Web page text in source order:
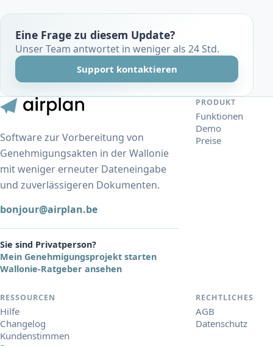
Eine Frage zu diesem Update?
Unser Team antwortet in weniger als 24 Std.
Support kontaktieren
Software zur Vorbereitung von
Genehmigungsakten in der Wallonie
mit weniger erneuter Dateneingabe
und zuverlässigeren Dokumenten.
bonjour@airplan.be
Sie sind Privatperson?
Mein Genehmigungsprojekt starten
Wallonie-Ratgeber ansehen
PRODUKT
Funktionen
Demo
Preise
RESSOURCEN
Hilfe
Changelog
Kundenstimmen
RECHTLICHES
AGB
Datenschutz